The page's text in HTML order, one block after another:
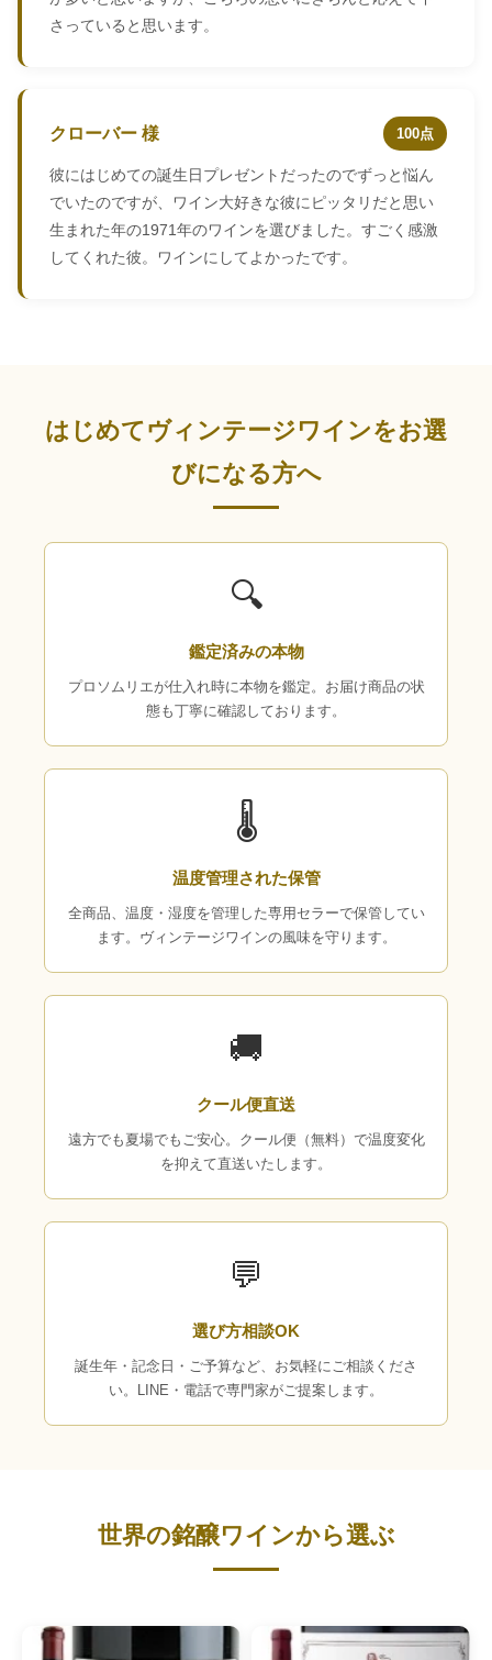
さっていると思います。
クローバー 様 100点
彼にはじめての誕生日プレゼントだったのでずっと悩ん
でいたのですが、ワイン大好きな彼にピッタリだと思い
生まれた年の1971年のワインを選びました。すごく感激
してくれた彼。ワインにしてよかったです。
はじめてヴィンテージワインをお選
びになる方へ
🔍
鑑定済みの本物
プロソムリエが仕入れ時に本物を鑑定。お届け商品の状
態も丁寧に確認しております。
🌡
温度管理された保管
全商品、温度・湿度を管理した専用セラーで保管してい
ます。ヴィンテージワインの風味を守ります。
🚚
クール便直送
遠方でも夏場でもご安心。クール便（無料）で温度変化
を抑えて直送いたします。
💬
選び方相談OK
誕生年・記念日・ご予算など、お気軽にご相談くださ
い。LINE・電話で専門家がご提案します。
世界の銘醸ワインから選ぶ